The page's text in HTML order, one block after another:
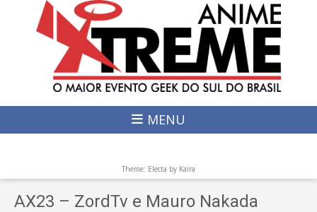
MENU
Theme: Electa by Kaira
AX23 – ZordTv e Mauro Nakada